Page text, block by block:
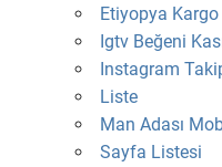
Etiyopya
Igtv Beğeni
Instagram
Liste
Man Adası
Sayfa Listesi